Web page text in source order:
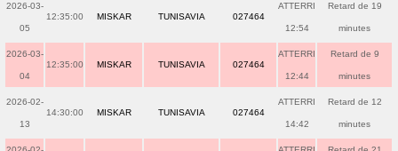
2026-03-
05
12:35:00 MISKAR TUNISAVIA 027464
ATTERRI
12:54
Retard de 19
minutes
2026-03-
04
12:35:00 MISKAR TUNISAVIA 027464
ATTERRI
12:44
Retard de 9
minutes
2026-02-
13
14:30:00 MISKAR TUNISAVIA 027464
ATTERRI
14:42
Retard de 12
minutes